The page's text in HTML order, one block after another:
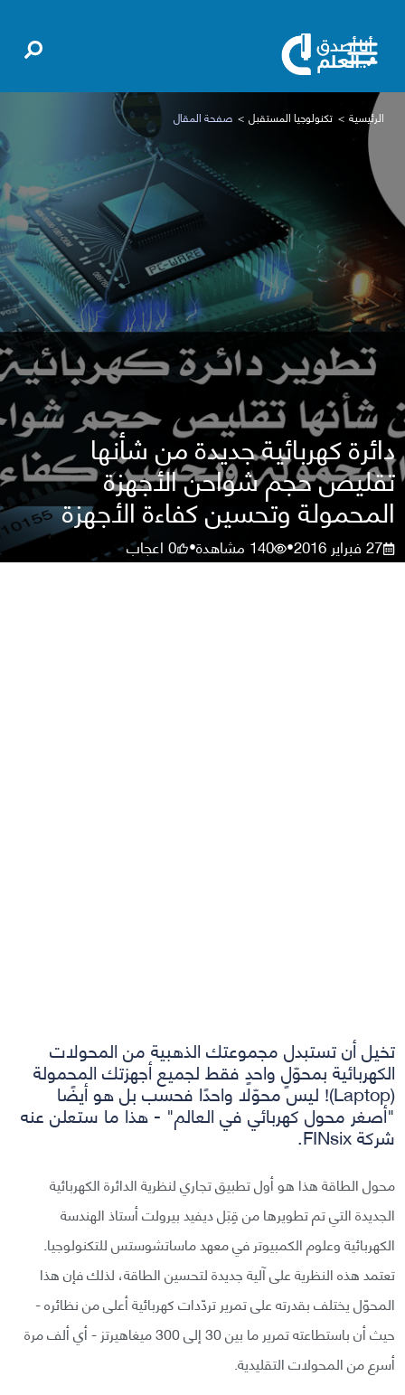
الرئيسية تكنولوجيا المستقبل صفحة المقال
دائرة كهربائية جديدة من شأنها
تقليص حجم شواحن الأجهزة
المحمولة وتحسين كفاءة الأجهزة
27 فبراير 2016 •
140 مشاهدة•
0اعجاب
تخيل أن تستبدل مجموعتك الذهبية من المحولات
الكهربائية بمحوّلٍ واحدٍ فقط لجميع أجهزتك المحمولة
(Laptop)! ليس محوّلا واحدًا فحسب بل هو أيضًا
"أصغر محول كهربائي في العالم" - هذا ما ستعلن عنه
شركة FINsix.
محول الطاقة هذا هو أول تطبيق تجاري لنظرية الدائرة الكهربائية
الجديدة التي تم تطويرها من قِبَل ديفيد بيرولت أستاذ الهندسة
الكهربائية وعلوم الكمبيوتر في معهد ماساتشوستس للتكنولوجيا.
تعتمد هذه النظرية على آلية جديدة لتحسين الطاقة، لذلك فإن هذا
المحوّل يختلف بقدرته على تمرير تردّدات كهربائية أعلى من نظائره -
حيث أن باستطاعته تمرير ما بين 30 إلى 300 ميغاهيرتز - أي ألف مرة
أسرع من المحولات التقليدية.